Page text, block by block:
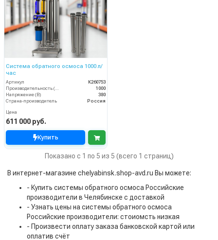
Система обратного осмоса 1000 л/
час
Артикул
К260753
Производительность (л/ч)
1000
Напряжение (В)
380
Страна-производитель
Россия
Цена
611 000 руб.
Купить
Показано с 1 по 5 из 5 (всего 1 страниц)
В интернет-магазине chelyabinsk.shop-avd.ru Вы можете:
- Купить системы обратного осмоса Российские
производители в Челябинске с доставкой
- Узнать цены на системы обратного осмоса
Российские производители: стоиомсть низкая
- Произвести оплату заказа банковской картой или
оплатив счёт